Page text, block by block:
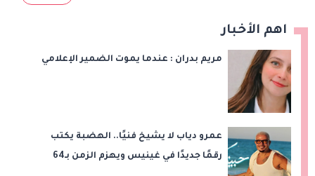
اهم الأخبار
مريم بدران : عندما يموت الضمير الإعلامي
عمرو دياب لا يشيخ فنيًا.. الهضبة يكتب
رقمًا جديدًا في غينيس ويهزم الزمن بـ64